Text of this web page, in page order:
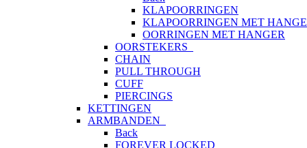
KLAPOORRINGEN
KLAPOORRINGEN MET
OORRINGEN MET HANGER
OORSTEKERS
CHAIN
PULL THROUGH
CUFF
PIERCINGS
KETTINGEN
ARMBANDEN
Back
FOREVER LOCKED